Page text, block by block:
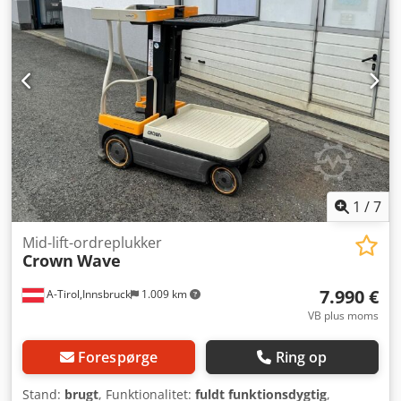
Teknisk tilstand: Ny Forhjulstype: Vulkollan Baghjulstype:
Vulkollan Batterispænding: 24V Batterikapacitet: 150Ah
Batteritype: PzS Batteriets produktionsår: 2026
Batteritilstand: Ny
1 /7
A-Tirol,Innsbruck 1.009 km
Mid-lift-ordreplukker
Crown Wave
7.990 €
VB plus moms
Forespørge Ring op
Stand: brugt, Funktionalitet: fuldt funktionsdygtig,